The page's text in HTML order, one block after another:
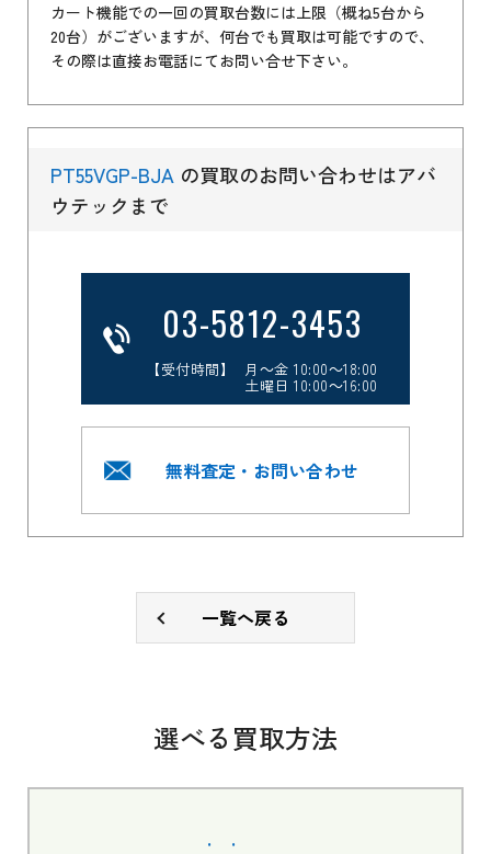
カート機能での一回の買取台数には上限（概ね5台から
20台）がございますが、何台でも買取は可能ですので、
その際は直接お電話にてお問い合せ下さい。
PT55VGP-BJA の買取のお問い合わせはアバ
ウテックまで
03-5812-3453
【受付時間】 月～金 10:00～18:00
土曜日 10:00～16:00
無料査定・お問い合わせ
一覧へ戻る
選べる買取方法